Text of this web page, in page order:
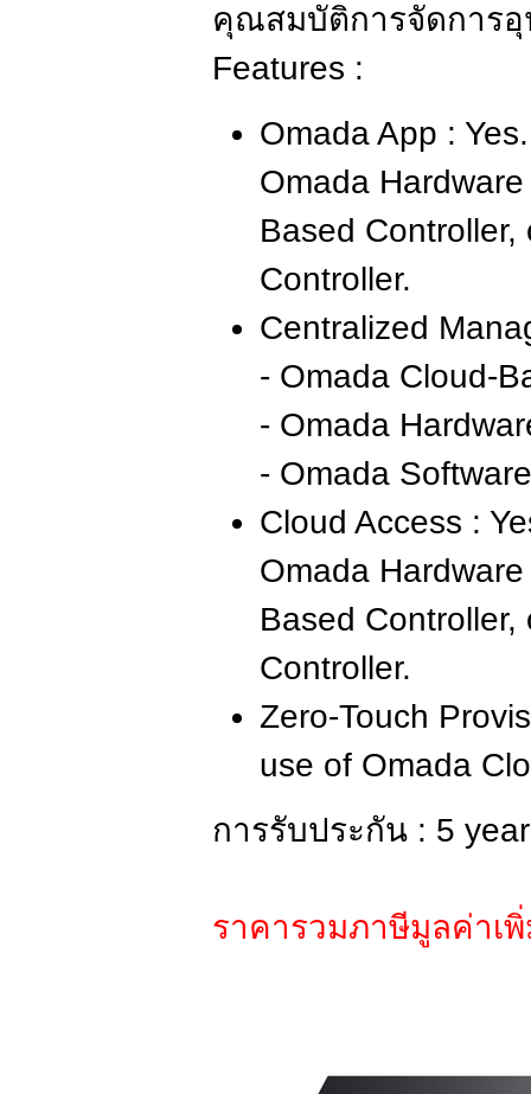
คุณสมบัติการจัดการ
Features :
Omada App :
Omada
Based
Controller.
Centralized
- Omada Cloud-
- Omada
- Omada
Cloud Access :
Omada
Based
Controller.
Zero-Touch
use of Omada
การรับประกัน : 5
ราคารวมภาษีมูลค่าเ